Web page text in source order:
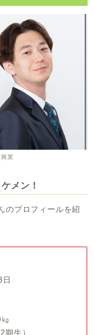
業
メン！
のプロフィールを紹
期生）